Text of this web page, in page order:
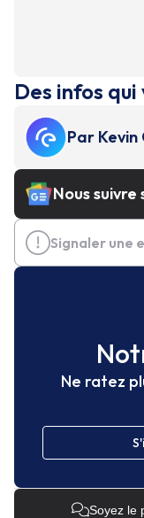
Des infos
Par Kevin
Nous suivre
Signaler une
Ne ratez
Soyez le